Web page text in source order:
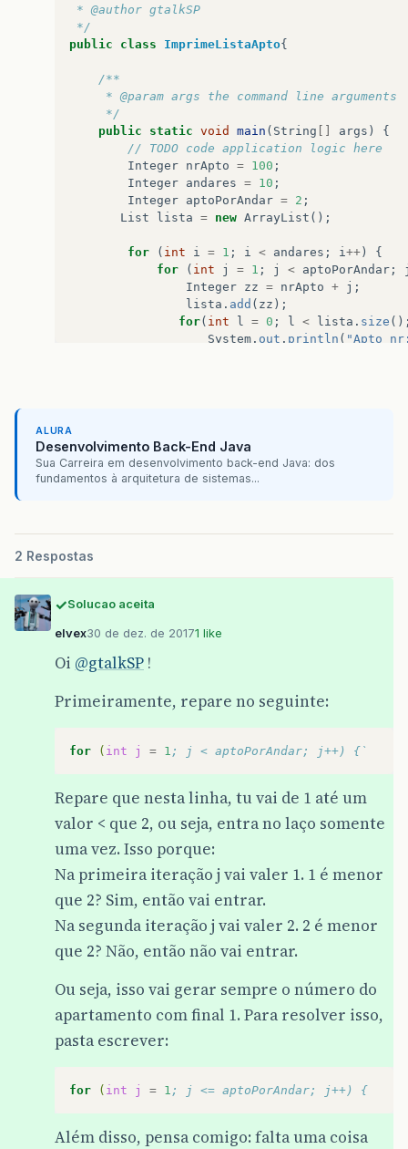
* @author gtalkSP
*/
public
class ImprimeListaApto{
/**
     * @param args the command line arguments
     */
public
static void main ( String args )
{
// TODO code application logic here
Integer nrApto = 100 ;
Integer andares = 10 ;
Integer aptoPorAndar = 2 ;
List
lista = new ArrayList ();
for ( int i = 1 ; i < andares ; i ++ )
{
for
( int j = 1 ; j < aptoPorAndar ;
Integer zz = nrApto + j ;
lista . add ( zz );
for( int l = 0 ; l < lista . size
System . out . println ( "Apto
}
ALURA
Desenvolvimento Back-End Java
Sua Carreira em desenvolvimento back-end Java: dos
fundamentos à arquitetura de sistemas...
2 Respostas
Solucao aceita
elvex30 de dez. de 20171 like
Oi @gtalkSP !
Primeiramente, repare no seguinte:
for ( int j = 1 ; j < aptoPorAndar; j++) {`
Repare que nesta linha, tu vai de 1 até um
valor < que 2, ou seja, entra no laço somente
uma vez. Isso porque:
Na primeira iteração j vai valer 1. 1 é menor
que 2? Sim, então vai entrar.
Na segunda iteração j vai valer 2. 2 é menor
que 2? Não, então não vai entrar.
Ou seja, isso vai gerar sempre o número do
apartamento com final 1. Para resolver isso,
pasta escrever:
for ( int j = 1 ; j <= aptoPorAndar; j++) {
Além disso, pensa comigo: falta uma coisa